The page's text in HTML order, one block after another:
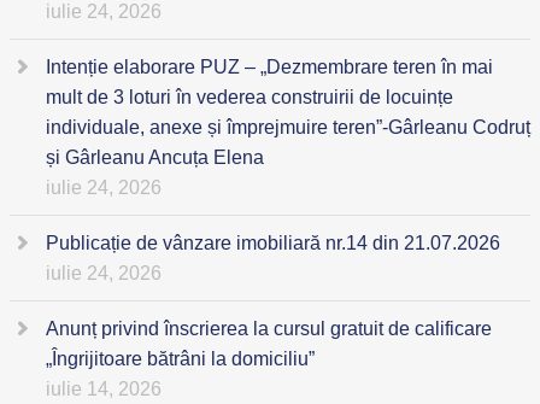
iulie 24, 2026
Intenție elaborare PUZ – „Dezmembrare teren în mai
mult de 3 loturi în vederea construirii de locuințe
individuale, anexe și împrejmuire teren”-Gârleanu Codruț
și Gârleanu Ancuța Elena
iulie 24, 2026
Publicație de vânzare imobiliară nr.14 din 21.07.2026
iulie 24, 2026
Anunț privind înscrierea la cursul gratuit de calificare
„Îngrijitoare bătrâni la domiciliu”
iulie 14, 2026